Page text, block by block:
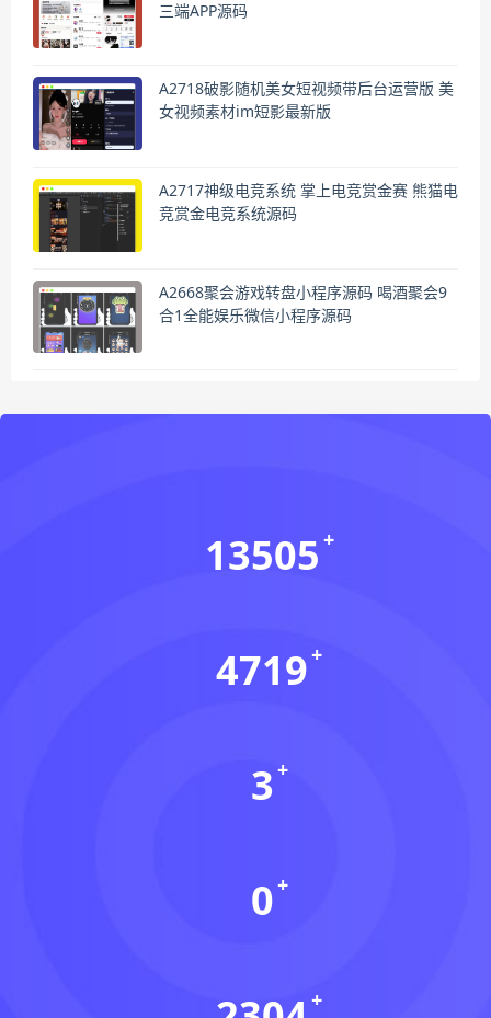
三端APP源码
A2718破影随机美女短视频带后台运营版 美
女视频素材im短影最新版
A2717神级电竞系统 掌上电竞赏金赛 熊猫电
竞赏金电竞系统源码
A2668聚会游戏转盘小程序源码 喝酒聚会9
合1全能娱乐微信小程序源码
13505
4719
3
0